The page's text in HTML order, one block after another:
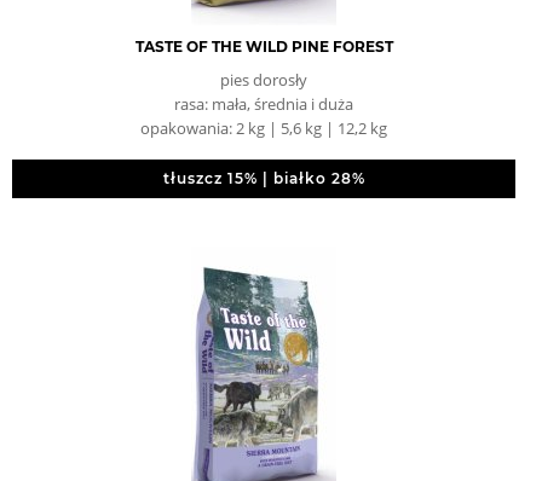
TASTE OF THE WILD PINE FOREST
pies dorosły
rasa: mała, średnia i duża
opakowania: 2 kg | 5,6 kg | 12,2 kg
tłuszcz 15% | białko 28%